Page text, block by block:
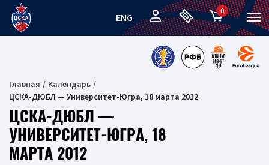
ENG
0
Главная
Календарь
ЦСКА-ДЮБЛ — Университет-Югра, 18 марта 2012
ЦСКА-ДЮБЛ —
УНИВЕРСИТЕТ-ЮГРА, 18
МАРТА 2012